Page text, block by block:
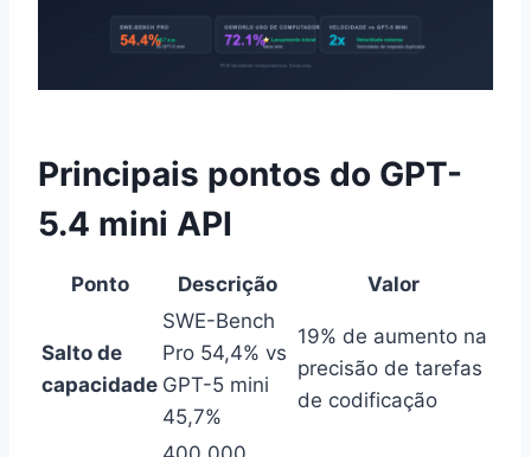
Principais pontos do GPT-
5.4 mini API
Ponto Descrição Valor
Salto de
capacidade
SWE-Bench
Pro 54,4% vs
GPT-5 mini
45,7%
19% de aumento na
precisão de tarefas
de codificação